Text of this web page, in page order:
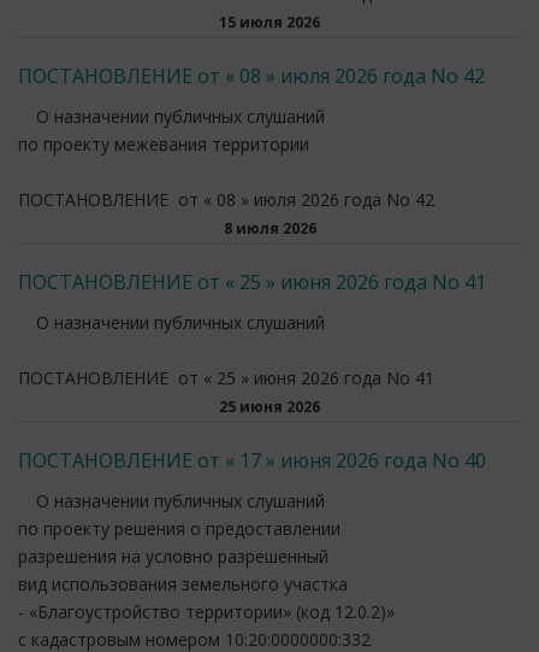
15 июля 2026
ПОСТАНОВЛЕНИЕ от « 08 » июля 2026 года No 42
О назначении публичных слушаний
по проекту межевания территории
ПОСТАНОВЛЕНИЕ от « 08 » июля 2026 года No 42
8 июля 2026
ПОСТАНОВЛЕНИЕ от « 25 » июня 2026 года No 41
О назначении публичных слушаний
ПОСТАНОВЛЕНИЕ от « 25 » июня 2026 года No 41
25 июня 2026
ПОСТАНОВЛЕНИЕ от « 17 » июня 2026 года No 40
О назначении публичных слушаний
по проекту решения о предоставлении
разрешения на условно разрешенный
вид использования земельного участка
- «Благоустройство территории» (код 12.0.2)»
с кадастровым номером 10:20:0000000:332